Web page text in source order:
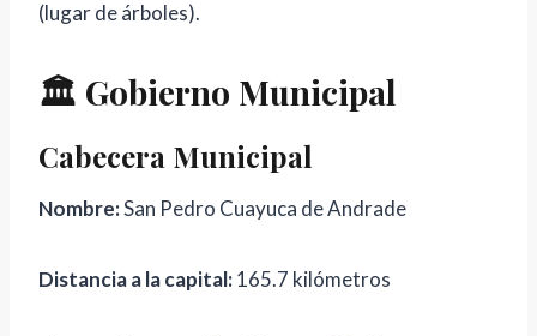
(lugar de árboles).
🏛️ Gobierno Municipal
Cabecera Municipal
Nombre:San Pedro Cuayuca de Andrade
Distancia a la capital:165.7 kilómetros